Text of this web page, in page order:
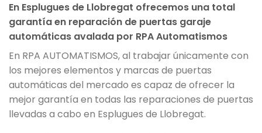
En Esplugues de Llobregat ofrecemos una total
garantía en reparación de puertas garaje
automáticas avalada por RPA Automatismos
En RPA AUTOMATISMOS, al trabajar únicamente con
los mejores elementos y marcas de puertas
automáticas del mercado es capaz de ofrecer la
mejor garantía en todas las reparaciones de puertas
llevadas a cabo en Esplugues de Llobregat.